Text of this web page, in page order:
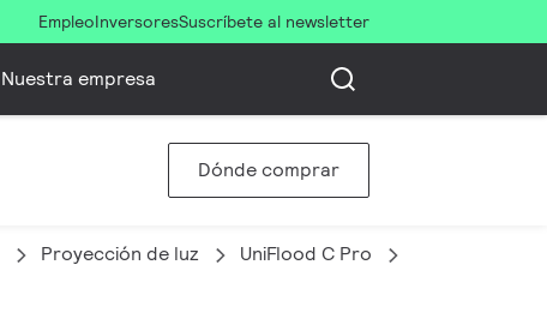
EmpleoInversoresSuscríbete al newsletter
Nuestra empresa
Dónde comprar
Proyección de luz UniFlood C Pro